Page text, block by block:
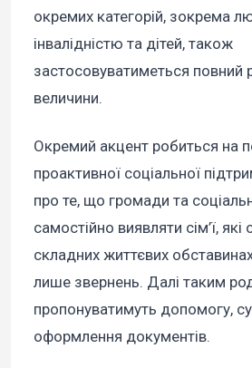
окремих категорій, зокрема
інвалідністю та дітей, також
застосовуватиметься повний
величини.
Окремий акцент робиться на
проактивної соціальної
про те, що громади та
самостійно виявляти сім’ї,
складних життєвих
лише звернень. Далі таким
пропонуватимуть допомогу,
оформлення документів.